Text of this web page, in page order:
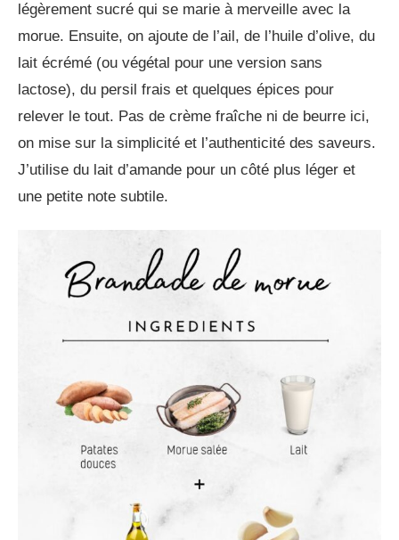
légèrement sucré qui se marie à merveille avec la
morue. Ensuite, on ajoute de l’ail, de l’huile d’olive, du
lait écrémé (ou végétal pour une version sans
lactose), du persil frais et quelques épices pour
relever le tout. Pas de crème fraîche ni de beurre ici,
on mise sur la simplicité et l’authenticité des saveurs.
J’utilise du lait d’amande pour un côté plus léger et
une petite note subtile.